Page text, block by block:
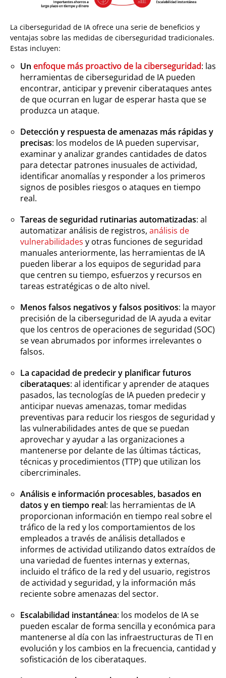
La ciberseguridad de IA ofrece una serie de beneficios y
ventajas sobre las medidas de ciberseguridad tradicionales.
Estas incluyen:
Un enfoque más proactivo de la ciberseguridad: las
herramientas de ciberseguridad de IA pueden
encontrar, anticipar y prevenir ciberataques antes
de que ocurran en lugar de esperar hasta que se
produzca un ataque.
Detección y respuesta de amenazas más rápidas y
precisas: los modelos de IA pueden supervisar,
examinar y analizar grandes cantidades de datos
para detectar patrones inusuales de actividad,
identificar anomalías y responder a los primeros
signos de posibles riesgos o ataques en tiempo
real.
Tareas de seguridad rutinarias automatizadas: al
automatizar análisis de registros, análisis de
vulnerabilidades y otras funciones de seguridad
manuales anteriormente, las herramientas de IA
pueden liberar a los equipos de seguridad para
que centren su tiempo, esfuerzos y recursos en
tareas estratégicas o de alto nivel.
Menos falsos negativos y falsos positivos: la mayor
precisión de la ciberseguridad de IA ayuda a evitar
que los centros de operaciones de seguridad (SOC)
se vean abrumados por informes irrelevantes o
falsos.
La capacidad de predecir y planificar futuros
ciberataques: al identificar y aprender de ataques
pasados, las tecnologías de IA pueden predecir y
anticipar nuevas amenazas, tomar medidas
preventivas para reducir los riesgos de seguridad y
las vulnerabilidades antes de que se puedan
aprovechar y ayudar a las organizaciones a
mantenerse por delante de las últimas tácticas,
técnicas y procedimientos (TTP) que utilizan los
cibercriminales.
Análisis e información procesables, basados en
datos y en tiempo real: las herramientas de IA
proporcionan información en tiempo real sobre el
tráfico de la red y los comportamientos de los
empleados a través de análisis detallados e
informes de actividad utilizando datos extraídos de
una variedad de fuentes internas y externas,
incluido el tráfico de la red y del usuario, registros
de actividad y seguridad, y la información más
reciente sobre amenazas del sector.
Escalabilidad instantánea: los modelos de IA se
pueden escalar de forma sencilla y económica para
mantenerse al día con las infraestructuras de TI en
evolución y los cambios en la frecuencia, cantidad y
sofisticación de los ciberataques.